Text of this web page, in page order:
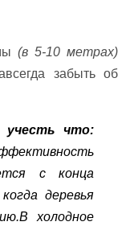
(в 5-10 метрах)
забыть об
учесть что:
с конца
деревья
холодное